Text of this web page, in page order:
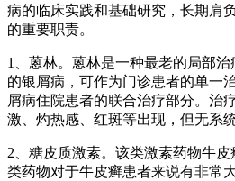
病的临床实践和基础研究，长期肩
的重要职责。
1、蒽林。蒽林是一种最老的局部
的银屑病，可作为门诊患者的单一
屑病住院患者的联合治疗部分。治
激、灼热感、红斑等出现，但无系
2、糖皮质激素。该类激素药物牛
类药物对于牛皮癣患者来说有非常